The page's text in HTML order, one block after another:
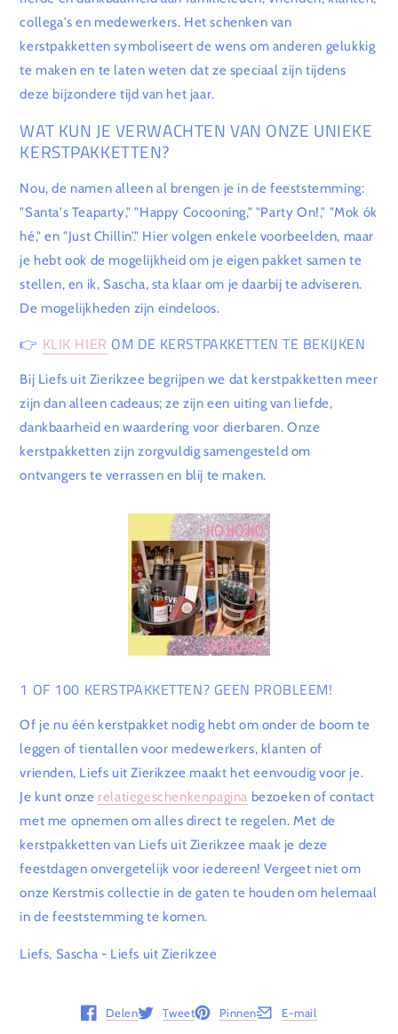
collega's en medewerkers. Het schenken van
kerstpakketten symboliseert de wens om anderen gelukkig
te maken en te laten weten dat ze speciaal zijn tijdens
deze bijzondere tijd van het jaar.
WAT KUN JE VERWACHTEN VAN ONZE UNIEKE
KERSTPAKKETTEN?
Nou, de namen alleen al brengen je in de feeststemming:
"Santa's Teaparty," "Happy Cocooning," "Party On!," "Mok ók
hé," en "Just Chillin’." Hier volgen enkele voorbeelden, maar
je hebt ook de mogelijkheid om je eigen pakket samen te
stellen, en ik, Sascha, sta klaar om je daarbij te adviseren.
De mogelijkheden zijn eindeloos.
👉 KLIK HIER OM DE KERSTPAKKETTEN TE BEKIJKEN
Bij Liefs uit Zierikzee begrijpen we dat kerstpakketten meer
zijn dan alleen cadeaus; ze zijn een uiting van liefde,
dankbaarheid en waardering voor dierbaren. Onze
kerstpakketten zijn zorgvuldig samengesteld om
ontvangers te verrassen en blij te maken.
1 OF 100 KERSTPAKKETTEN? GEEN PROBLEEM!
Of je nu één kerstpakket nodig hebt om onder de boom te
leggen of tientallen voor medewerkers, klanten of
vrienden, Liefs uit Zierikzee maakt het eenvoudig voor je.
Je kunt onze relatiegeschenkenpagina bezoeken of contact
met me opnemen om alles direct te regelen. Met de
kerstpakketten van Liefs uit Zierikzee maak je deze
feestdagen onvergetelijk voor iedereen! Vergeet niet om
onze Kerstmis collectie in de gaten te houden om helemaal
in de feeststemming te komen.
Liefs, Sascha - Liefs uit Zierikzee
Delen
Opent in een nieuw venster.
Tweet
Opent in een nieuw venster.
Pinnen
Opent in een nieuw venster.
E-mail
Opent in een nieuw